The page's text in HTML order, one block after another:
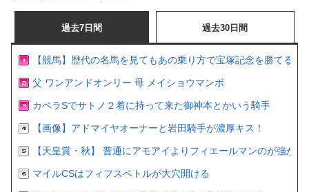
過去7日間 過去30日間
【競馬】歴代の名馬を見てもあの乗り方で宝塚記念を勝てる
父 ワンアンドオンリー 母 メイショウマンボ
カペラSでサトノ２着に持って来た御神本とかいう騎手
【画像】アドマイヤオーナーと岩田騎手が濃厚キス！
【天皇賞・秋】 普通にアモアイよりフィエールマンのが強かっ
マイルCSはフィフスペトルが大穴開ける